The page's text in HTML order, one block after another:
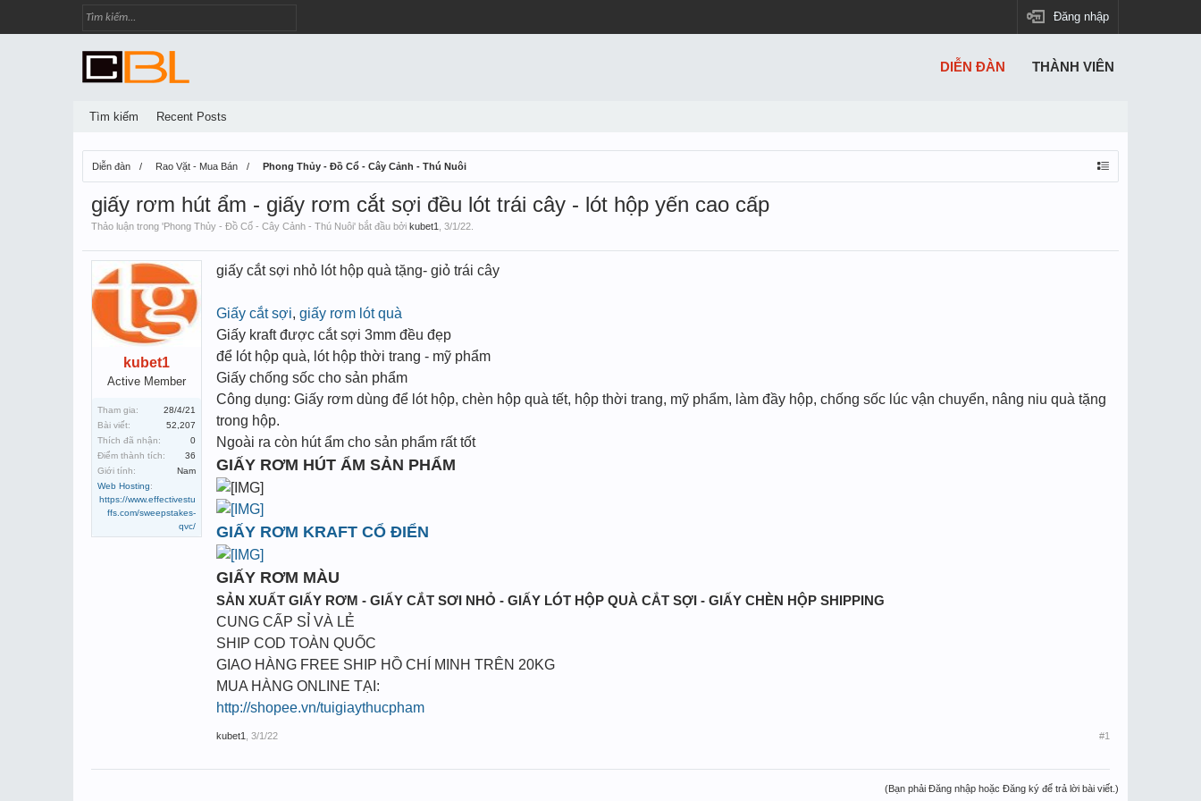
Đăng nhập
Diễn đàn Rao Vặt - Mua Bán Phong Thủy - Đồ Cổ - Cây Cảnh - Thú Nuôi
giấy rơm hút ẩm - giấy rơm cắt sợi đều lót trái cây - lót hộp yến cao cấp
Thảo luận trong 'Phong Thủy - Đồ Cổ - Cây Cảnh - Thú Nuôi' bắt đầu bởi kubet1 3/1/22
kubet1
Active Member
Tham gia:
28/4/21
Bài viết:
52,207
Thích đã nhận:
0
Điểm thành tích:
36
Giới tính:
Nam
Web Hosting:
https://www.effectivestu
ffs.com/sweepstakes-
qvc/
giấy cắt sợi nhỏ lót hộp quà tặng- giỏ trái cây
Giấy cắt sợi, giấy rơm lót quà
Giấy kraft được cắt sợi 3mm đều đẹp
để lót hộp quà, lót hộp thời trang - mỹ phẩm
Giấy chống sốc cho sản phẩm
Công dụng: Giấy rơm dùng để lót hộp, chèn hộp quà tết, hộp thời trang, mỹ phẩm, làm đầy hộp, chống sốc lúc vận chuyển, nâng niu quà tặng
trong hộp.
Ngoài ra còn hút ẩm cho sản phẩm rất tốt
GIẤY RƠM HÚT ẨM SẢN PHẨM
GIẤY RƠM KRAFT CỔ ĐIỂN
GIẤY RƠM MÀU
SẢN XUẤT GIẤY RƠM - GIẤY CẮT SƠI NHỎ - GIẤY LÓT HỘP QUÀ CẮT SỢI - GIẤY CHÈN HỘP SHIPPING
CUNG CẤP SỈ VÀ LẺ
SHIP COD TOÀN QUỐC
GIAO HÀNG FREE SHIP HỒ CHÍ MINH TRÊN 20KG
MUA HÀNG ONLINE TẠI:
http://shopee.vn/tuigiaythucpham
kubet1 3/1/22 #1
(Bạn phải Đăng nhập hoặc Đăng ký để trả lời bài viết.)
DIỄN ĐÀN
Tìm kiếm Recent Posts
THÀNH VIÊN